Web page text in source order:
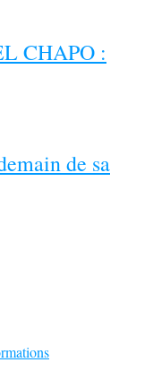
CHAPO :
de sa